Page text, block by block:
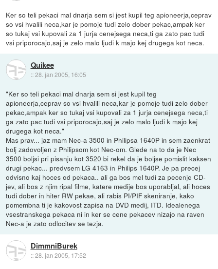
Ker so teli pekaci mal dnarja sem si jest kupil teg apioneerja,ceprav
so vsi hvalili neca,kar je pomoje tudi zelo dober pekac,ampak ker
so tukaj vsi kupovali za 1 jurja cenejsega neca,ti ga zato pac tudi
vsi priporocajo,saj je zelo malo ljudi k majo kej drugega kot neca.
Quikee
::28. jan 2005, 16:05
"Ker so teli pekaci mal dnarja sem si jest kupil teg
apioneerja,ceprav so vsi hvalili neca,kar je pomoje tudi zelo dober
pekac,ampak ker so tukaj vsi kupovali za 1 jurja cenejsega neca,ti
ga zato pac tudi vsi priporocajo,saj je zelo malo ljudi k majo kej
drugega kot neca."
Mas prav... jaz mam Nec-a 3500 in Philipsa 1640P in sem zaenkrat
bolj zadovoljen z Philipsom kot Nec-om. Glede na to da je Nec
3500 boljsi pri pisanju kot 3520 bi rekel da je boljse pomislit kaksen
drugi pekac... predvsem LG 4163 in Philips 1640P. Je pa precej
odvisno kaj hoces od pekaca.. ali ga bos mel tudi za pecenje CD-
jev, ali bos z njim ripal filme, katere medije bos uporabljal, ali hoces
tudi dober in hiter RW pekae, ali rabis PI/PIF skeniranje, kako
pomembna ti je kakovost zapisa na DVD medij, ITD. Idealenega
vsestranskega pekaca ni in ker se cene pekacev nizajo na raven
Nec-a je zato odlocitev se tezja.
DimmniBurek
::28. jan 2005, 17:52